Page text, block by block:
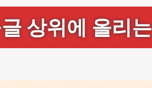
상위에 올리